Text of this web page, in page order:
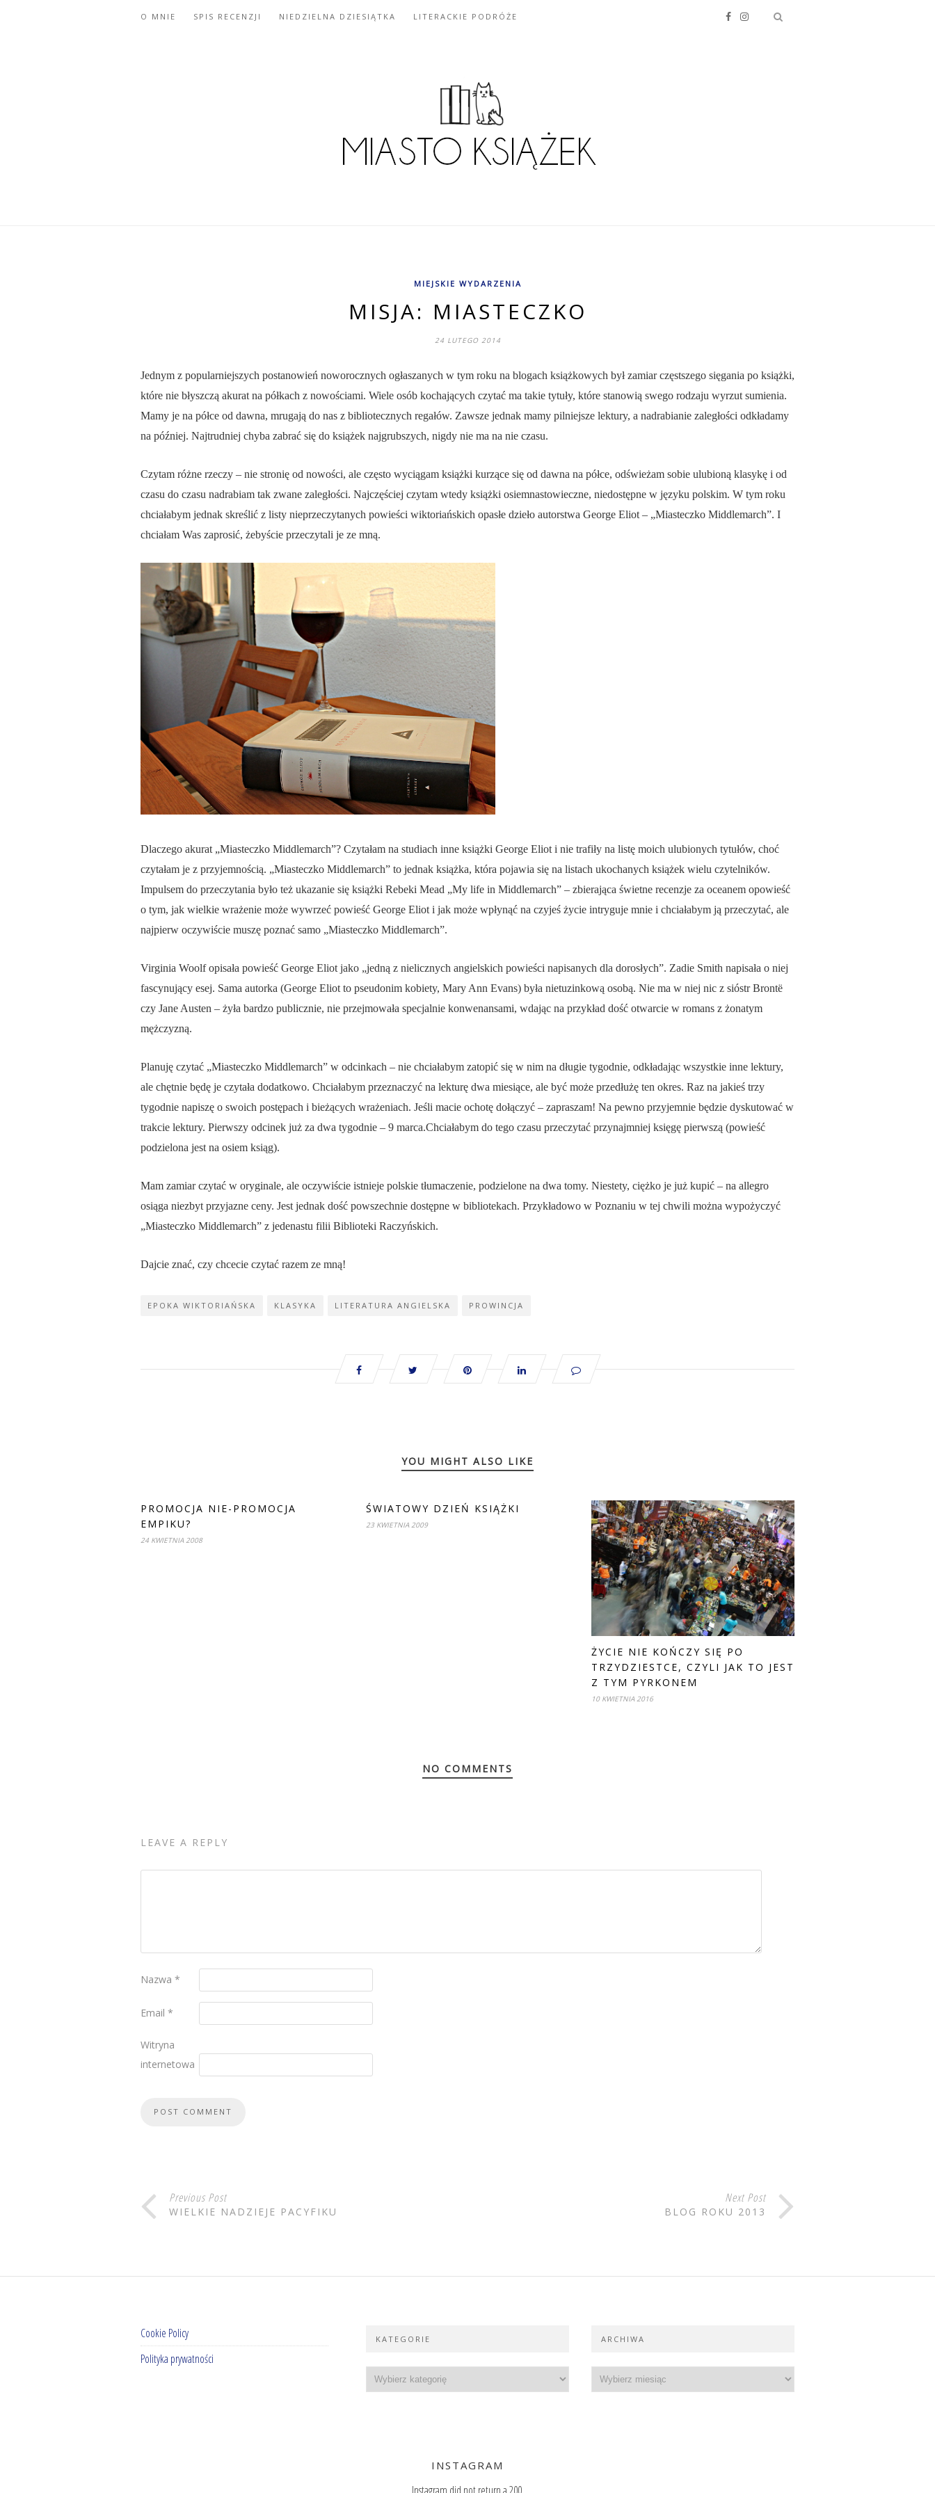
O MNIE SPIS RECENZJI NIEDZIELNA DZIESIĄTKA LITERACKIE PODRÓŻE
MIEJSKIE WYDARZENIA
MISJA: MIASTECZKO
24 LUTEGO 2014
Jednym z popularniejszych postanowień noworocznych ogłaszanych w tym roku na blogach książkowych był zamiar częstszego sięgania po książki,
które nie błyszczą akurat na półkach z nowościami. Wiele osób kochających czytać ma takie tytuły, które stanowią swego rodzaju wyrzut sumienia.
Mamy je na półce od dawna, mrugają do nas z bibliotecznych regałów. Zawsze jednak mamy pilniejsze lektury, a nadrabianie zaległości odkładamy
na później. Najtrudniej chyba zabrać się do książek najgrubszych, nigdy nie ma na nie czasu.
Czytam różne rzeczy – nie stronię od nowości, ale często wyciągam książki kurzące się od dawna na półce, odświeżam sobie ulubioną klasykę i od
czasu do czasu nadrabiam tak zwane zaległości. Najczęściej czytam wtedy książki osiemnastowieczne, niedostępne w języku polskim. W tym roku
chciałabym jednak skreślić z listy nieprzeczytanych powieści wiktoriańskich opasłe dzieło autorstwa George Eliot – „Miasteczko Middlemarch”. I
chciałam Was zaprosić, żebyście przeczytali je ze mną.
Dlaczego akurat „Miasteczko Middlemarch”? Czytałam na studiach inne książki George Eliot i nie trafiły na listę moich ulubionych tytułów, choć
czytałam je z przyjemnością. „Miasteczko Middlemarch” to jednak książka, która pojawia się na listach ukochanych książek wielu czytelników.
Impulsem do przeczytania było też ukazanie się książki Rebeki Mead „My life in Middlemarch” – zbierająca świetne recenzje za oceanem opowieść
o tym, jak wielkie wrażenie może wywrzeć powieść George Eliot i jak może wpłynąć na czyjeś życie intryguje mnie i chciałabym ją przeczytać, ale
najpierw oczywiście muszę poznać samo „Miasteczko Middlemarch”.
Virginia Woolf opisała powieść George Eliot jako „jedną z nielicznych angielskich powieści napisanych dla dorosłych”. Zadie Smith napisała o niej
fascynujący esej. Sama autorka (George Eliot to pseudonim kobiety, Mary Ann Evans) była nietuzinkową osobą. Nie ma w niej nic z sióstr Brontë
czy Jane Austen – żyła bardzo publicznie, nie przejmowała specjalnie konwenansami, wdając na przykład dość otwarcie w romans z żonatym
mężczyzną.
Planuję czytać „Miasteczko Middlemarch” w odcinkach – nie chciałabym zatopić się w nim na długie tygodnie, odkładając wszystkie inne lektury,
ale chętnie będę je czytała dodatkowo. Chciałabym przeznaczyć na lekturę dwa miesiące, ale być może przedłużę ten okres. Raz na jakieś trzy
tygodnie napiszę o swoich postępach i bieżących wrażeniach. Jeśli macie ochotę dołączyć – zapraszam! Na pewno przyjemnie będzie dyskutować w
trakcie lektury. Pierwszy odcinek już za dwa tygodnie – 9 marca.Chciałabym do tego czasu przeczytać przynajmniej księgę pierwszą (powieść
podzielona jest na osiem ksiąg).
Mam zamiar czytać w oryginale, ale oczywiście istnieje polskie tłumaczenie, podzielone na dwa tomy. Niestety, ciężko je już kupić – na allegro
osiąga niezbyt przyjazne ceny. Jest jednak dość powszechnie dostępne w bibliotekach. Przykładowo w Poznaniu w tej chwili można wypożyczyć
„Miasteczko Middlemarch” z jedenastu filii Biblioteki Raczyńskich.
Dajcie znać, czy chcecie czytać razem ze mną!
EPOKA WIKTORIAŃSKA KLASYKA LITERATURA ANGIELSKA PROWINCJA
YOU MIGHT ALSO LIKE
PROMOCJA NIE-PROMOCJA
EMPIKU?
24 KWIETNIA 2008
ŚWIATOWY DZIEŃ KSIĄŻKI
23 KWIETNIA 2009
ŻYCIE NIE KOŃCZY SIĘ PO
TRZYDZIESTCE, CZYLI JAK TO JEST
Z TYM PYRKONEM
10 KWIETNIA 2016
NO COMMENTS
LEAVE A REPLY
Nazwa *
Email *
Witryna
internetowa
Previous Post
WIELKIE NADZIEJE PACYFIKU
Next Post
BLOG ROKU 2013
Cookie Policy
Polityka prywatności
KATEGORIE ARCHIWA
INSTAGRAM